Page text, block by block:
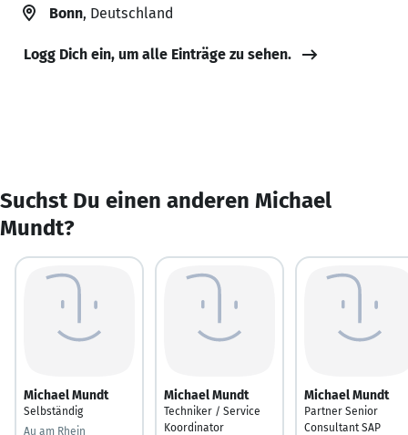
Bonn, Deutschland
Logg Dich ein, um alle Einträge zu sehen.
Suchst Du einen anderen Michael
Mundt?
Michael Mundt
Selbständig
Au am Rhein
Michael Mundt
Techniker / Service
Koordinator
Michael Mundt
Partner Senior
Consultant SAP